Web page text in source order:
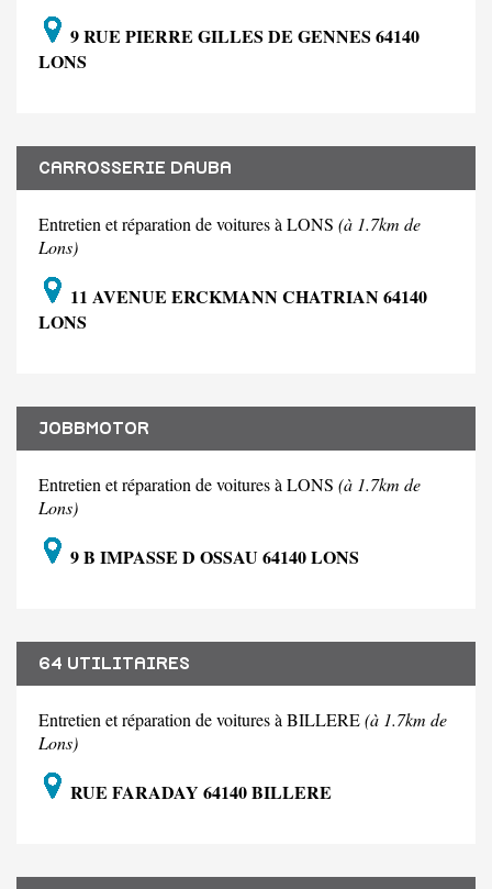
9 RUE PIERRE GILLES DE GENNES 64140
LONS
CARROSSERIE DAUBA
Entretien et réparation de voitures à LONS (à 1.7km de
Lons)
11 AVENUE ERCKMANN CHATRIAN 64140
LONS
JOBBMOTOR
Entretien et réparation de voitures à LONS (à 1.7km de
Lons)
9 B IMPASSE D OSSAU 64140 LONS
64 UTILITAIRES
Entretien et réparation de voitures à BILLERE(à 1.7km de
Lons)
RUE FARADAY 64140 BILLERE